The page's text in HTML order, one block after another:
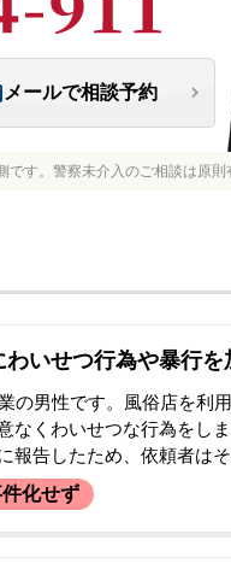
メールで相談予約
す。警察未介入のご相談は原則
いせつ行為や暴行を
の男性です。風俗店を利
なくわいせつな行為をし
報告したため、依頼者は
者が予約時に使った偽名宛
相談に来られました。弁護
回の件に加え、過去にも
ったこと、さらに逃走の
化せず